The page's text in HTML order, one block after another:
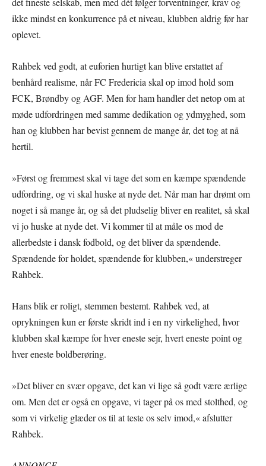
ikke mindst en konkurrence på et niveau, klubben aldrig før har
oplevet.
Rahbek ved godt, at euforien hurtigt kan blive erstattet af
benhård realisme, når FC Fredericia skal op imod hold som
FCK, Brøndby og AGF. Men for ham handler det netop om at
møde udfordringen med samme dedikation og ydmyghed, som
han og klubben har bevist gennem de mange år, det tog at nå
hertil.
»Først og fremmest skal vi tage det som en kæmpe spændende
udfordring, og vi skal huske at nyde det. Når man har drømt om
noget i så mange år, og så det pludselig bliver en realitet, så skal
vi jo huske at nyde det. Vi kommer til at måle os mod de
allerbedste i dansk fodbold, og det bliver da spændende.
Spændende for holdet, spændende for klubben,« understreger
Rahbek.
Hans blik er roligt, stemmen bestemt. Rahbek ved, at
oprykningen kun er første skridt ind i en ny virkelighed, hvor
klubben skal kæmpe for hver eneste sejr, hvert eneste point og
hver eneste boldberøring.
»Det bliver en svær opgave, det kan vi lige så godt være ærlige
om. Men det er også en opgave, vi tager på os med stolthed, og
som vi virkelig glæder os til at teste os selv imod,« afslutter
Rahbek.